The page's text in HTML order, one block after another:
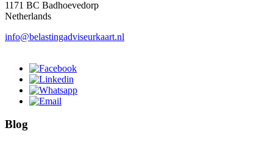
1171 BC Badhoevedorp
Netherlands
info@belastingadviseurkaart.nl
Blog